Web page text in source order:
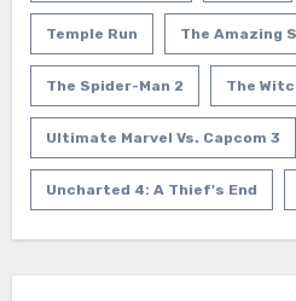
Temple Run The Amazing
The Spider-Man 2 The
Ultimate Marvel Vs. Capcom 3
Uncharted 4: A Thief's End